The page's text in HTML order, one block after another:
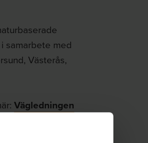
samarbete med
Västerås,
Vägledningen